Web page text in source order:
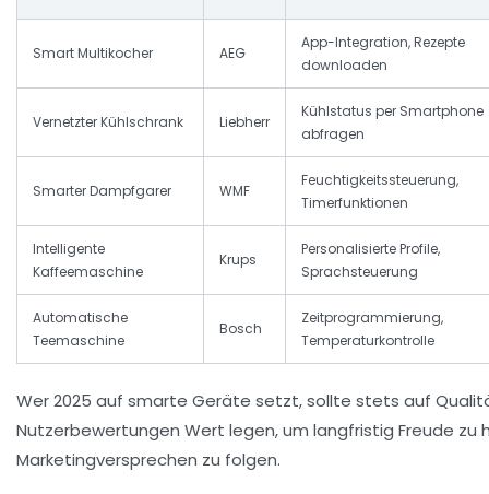
Smart Multikocher AEG
App-Integration, Rezepte
downloaden
Vernetzter Kühlschrank Liebherr
Kühlstatus per Smartphone
abfragen
Smarter Dampfgarer WMF
Feuchtigkeitssteuerung,
Timerfunktionen
Intelligente
Kaffeemaschine
Krups
Personalisierte Profile,
Sprachsteuerung
Automatische
Teemaschine
Bosch
Zeitprogrammierung,
Temperaturkontrolle
Wer 2025 auf smarte Geräte setzt, sollte stets auf
Nutzerbewertungen Wert legen, um langfristig Freude zu
Marketingversprechen zu folgen.